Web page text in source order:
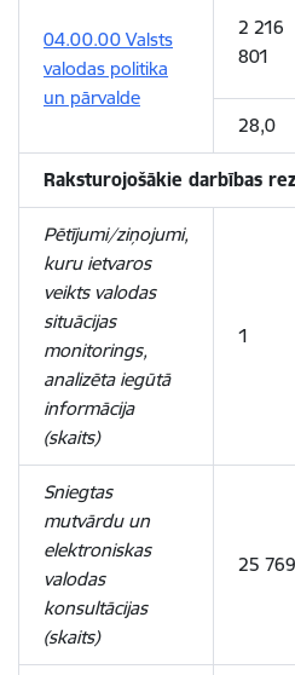
04.00.00 Valsts
valodas politika
un pārvalde
2 216
801
28,0
Raksturojošākie darbības
Pētījumi/ziņojumi,
kuru ietvaros
veikts valodas
situācijas
monitorings,
analizēta iegūtā
informācija
(skaits)
1
Sniegtas
mutvārdu un
elektroniskas
valodas
konsultācijas
(skaits)
25 769